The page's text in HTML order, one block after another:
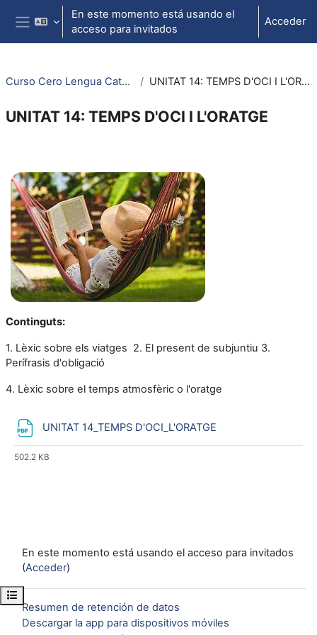
Salta al contenido principal
Panel lateral
En este momento está usando el
acceso para invitados
Acceder
Abrir índice del curso
Curso Cero Lengua Catalana UNITAT 14: TEMPS D'OCI I L'ORATGE
UNITAT 14: TEMPS D'OCI I L'ORATGE
Continguts:
1. Lèxic sobre els viatges 2. El present de subjuntiu 3.
Perífrasis d'obligació
4. Lèxic sobre el temps atmosfèric o l'oratge
UNITAT 14_TEMPS D'OCI_L'ORATGE
502.2 KB
En este momento está usando el acceso para invitados
(Acceder)
Resumen de retención de datos
Descargar la app para dispositivos móviles